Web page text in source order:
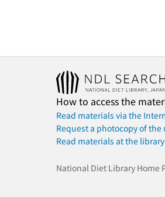
How to access the
Read materials via the
Request a photocopy of the
Read materials at the library
National Diet Library Home